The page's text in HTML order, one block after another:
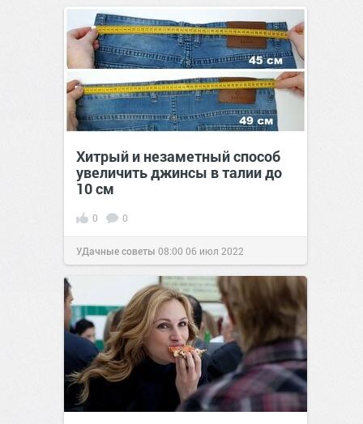
Хитрый и незаметный способ
увеличить джинсы в талии до
10 см
0 0
УДачные советы 08:00 06 июл 2022